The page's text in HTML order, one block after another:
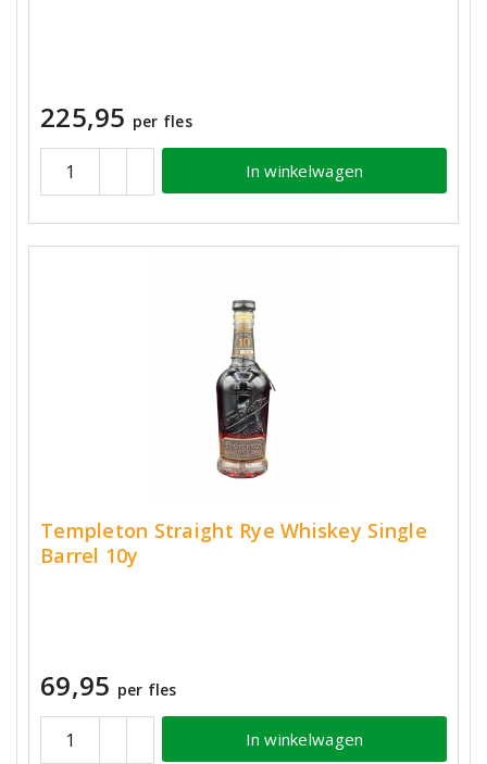
225,95 per fles
In winkelwagen
Templeton Straight Rye Whiskey Single
Barrel 10y
69,95 per fles
In winkelwagen